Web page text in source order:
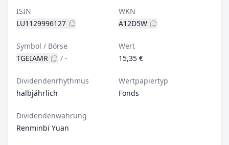
ISIN
LU1129996127
WKN
A12D5W
Symbol / Börse
TGEIAMR
/ -
Wert
15,35 €
Dividendenrhythmus
halbjährlich
Wertpapiertyp
Fonds
Dividendenwährung
Renminbi Yuan